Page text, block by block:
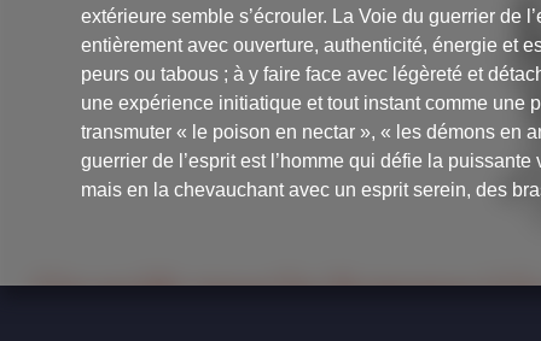
extérieure semble s’écrouler. La Voie du guerrier de
entièrement avec ouverture, authenticité, énergie et
peurs ou tabous ; à y faire face avec légèreté et
une expérience initiatique et tout instant comme une
transmuter « le poison en nectar », « les démons en
guerrier de l’esprit est l’homme qui défie la
mais en la chevauchant avec un esprit serein, des